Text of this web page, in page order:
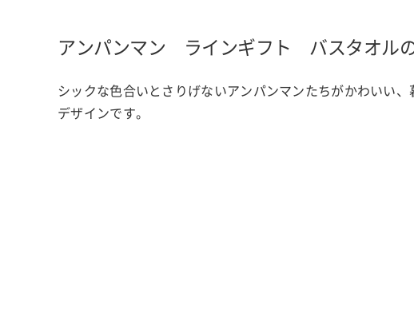
アンパンマン ラインギフト バスタオル
シックな色合いとさりげないアンパンマンたちがかわいい、
デザインです。